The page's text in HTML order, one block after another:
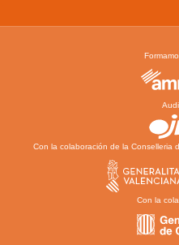
Con la colaboración de la Conselleria
Con la